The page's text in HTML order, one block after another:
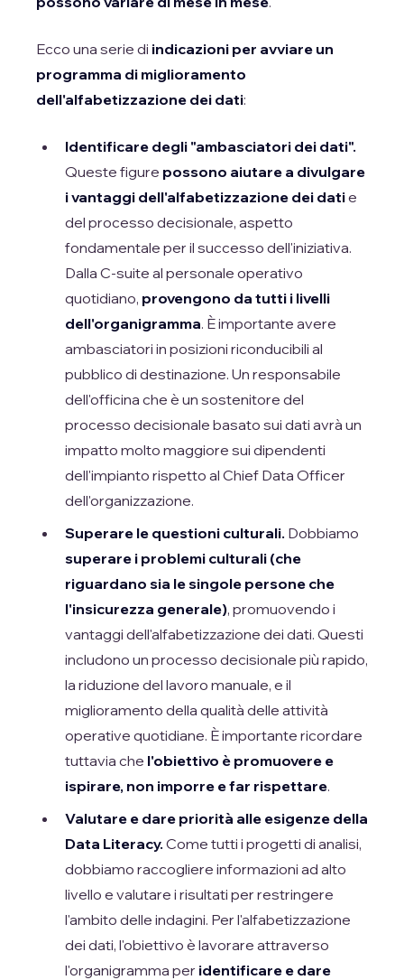
Ecco una serie di indicazioni per avviare un
programma di miglioramento
dell'alfabetizzazione dei dati:
Identificare degli "ambasciatori dei dati".
Queste figure possono aiutare a divulgare
i vantaggi dell'alfabetizzazione dei datie
del processo decisionale, aspetto
fondamentale per il successo dell'iniziativa.
Dalla C-suite al personale operativo
quotidiano, provengono da tutti i livelli
dell'organigramma. È importante avere
ambasciatori in posizioni riconducibili al
pubblico di destinazione. Un responsabile
dell'officina che è un sostenitore del
processo decisionale basato sui dati avrà un
impatto molto maggiore sui dipendenti
dell'impianto rispetto al Chief Data Officer
dell'organizzazione.
Superare le questioni culturali. Dobbiamo
superare i problemi culturali (che
riguardano sia le singole persone che
l'insicurezza generale), promuovendo i
vantaggi dell'alfabetizzazione dei dati. Questi
includono un processo decisionale più rapido,
la riduzione del lavoro manuale, e il
miglioramento della qualità delle attività
operative quotidiane. È importante ricordare
tuttavia che l'obiettivo è promuovere e
ispirare, non imporre e far rispettare.
Valutare e dare priorità alle esigenze della
Data Literacy. Come tutti i progetti di analisi,
dobbiamo raccogliere informazioni ad alto
livello e valutare i risultati per restringere
l'ambito delle indagini. Per l'alfabetizzazione
dei dati, l'obiettivo è lavorare attraverso
l'organigramma per identificare e dare